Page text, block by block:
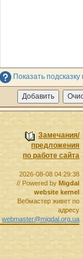
Показать
Замечания/
предложения
по работе сайта
2026-08-08 04:29:38
// Powered byMigdal
website kernel
Вебмастер живет по
адресу
webmaster@migdal.org.ua